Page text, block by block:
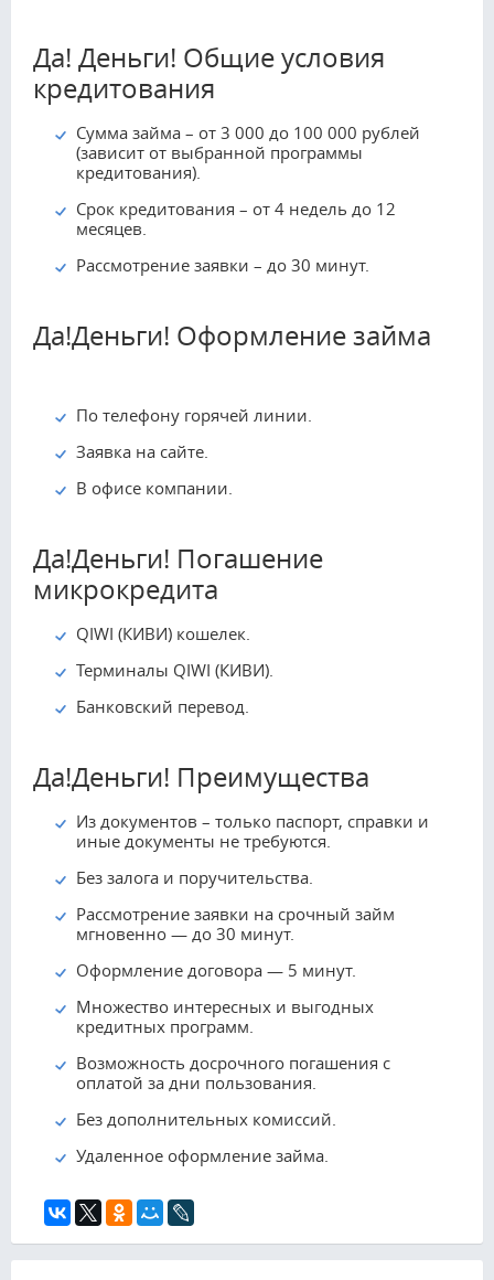
Да! Деньги! Общие условия
кредитования
Сумма займа – от 3 000 до 100 000 рублей
(зависит от выбранной программы
кредитования).
Срок кредитования – от 4 недель до 12
месяцев.
Рассмотрение заявки – до 30 минут.
Да!Деньги! Оформление займа
По телефону горячей линии.
Заявка на сайте.
В офисе компании.
Да!Деньги! Погашение
микрокредита
QIWI (КИВИ) кошелек.
Терминалы QIWI (КИВИ).
Банковский перевод.
Да!Деньги! Преимущества
Из документов – только паспорт, справки и
иные документы не требуются.
Без залога и поручительства.
Рассмотрение заявки на срочный займ
мгновенно — до 30 минут.
Оформление договора — 5 минут.
Множество интересных и выгодных
кредитных программ.
Возможность досрочного погашения с
оплатой за дни пользования.
Без дополнительных комиссий.
Удаленное оформление займа.